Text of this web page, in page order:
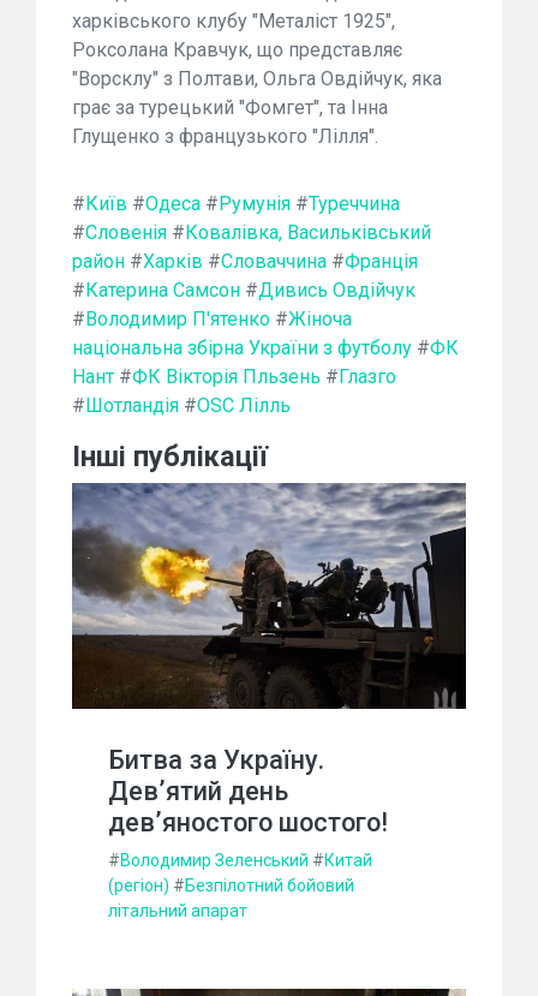
харківського клубу "Металіст 1925",
Роксолана Кравчук, що представляє
"Ворсклу" з Полтави, Ольга Овдійчук, яка
грає за турецький "Фомгет", та Інна
Глущенко з французького "Лілля".
# Київ #Одеса # Румунія #Туреччина
#Словенія # Ковалівка, Васильківський
район #Харків #Словаччина #Франція
# Катерина Самсон #Дивись Овдійчук
# Володимир П'ятенко #Жіноча
національна збірна України з футболу #ФК
Нант #ФК Вікторія Пльзень # Глазго
# Шотландія #OSC Лілль
Інші публікації
Битва за Україну.
Дев’ятий день
дев’яностого шостого!
#Володимир Зеленський #Китай
(регіон) #Безпілотний бойовий
літальний апарат